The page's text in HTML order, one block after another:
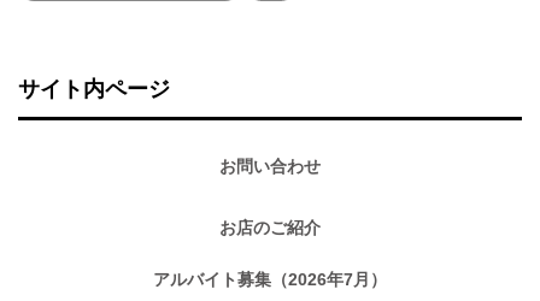
サイト内ページ
お問い合わせ
お店のご紹介
アルバイト募集（2026年7月）